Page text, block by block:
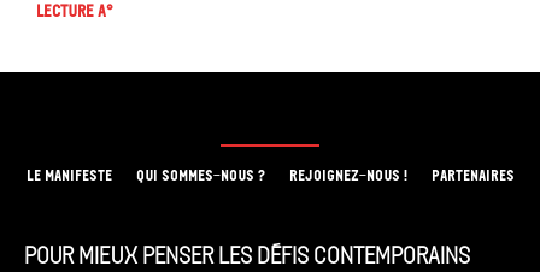
Lecture A°
LE MANIFESTE QUI SOMMES-NOUS ? REJOIGNEZ-NOUS ! PARTENAIRES
Pour mieux penser les défis contemporains